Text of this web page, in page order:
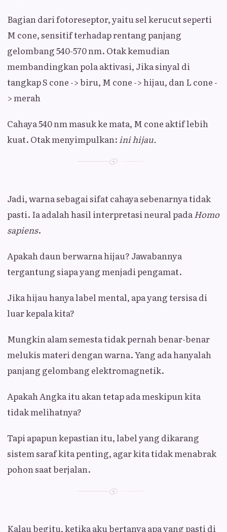
Bagian dari fotoreseptor, yaitu sel kerucut seperti
M cone, sensitif terhadap rentang panjang
gelombang 540-570 nm. Otak kemudian
membandingkan pola aktivasi, Jika sinyal di
tangkap S cone -> biru, M cone -> hijau, dan L cone -
> merah
Cahaya 540 nm masuk ke mata, M cone aktif lebih
kuat. Otak menyimpulkan: ini hijau.
Jadi, warna sebagai sifat cahaya sebenarnya tidak
pasti. Ia adalah hasil interpretasi neural pada Homo
sapiens.
Apakah daun berwarna hijau? Jawabannya
tergantung siapa yang menjadi pengamat.
Jika hijau hanya label mental, apa yang tersisa di
luar kepala kita?
Mungkin alam semesta tidak pernah benar-benar
melukis materi dengan warna. Yang ada hanyalah
panjang gelombang elektromagnetik.
Apakah Angka itu akan tetap ada meskipun kita
tidak melihatnya?
Tapi apapun kepastian itu, label yang dikarang
sistem saraf kita penting, agar kita tidak menabrak
pohon saat berjalan.
Kalau begitu, ketika aku bertanya apa yang pasti di